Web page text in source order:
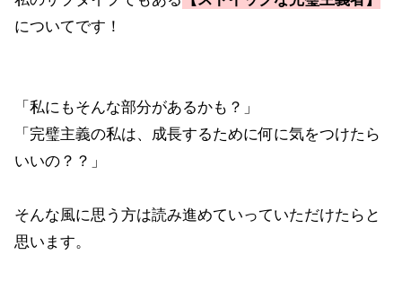
についてです！
「私にもそんな部分があるかも？」
「完璧主義の私は、成長するために何に気をつけたら
いいの？？」
そんな風に思う方は読み進めていっていただけたらと
思います。